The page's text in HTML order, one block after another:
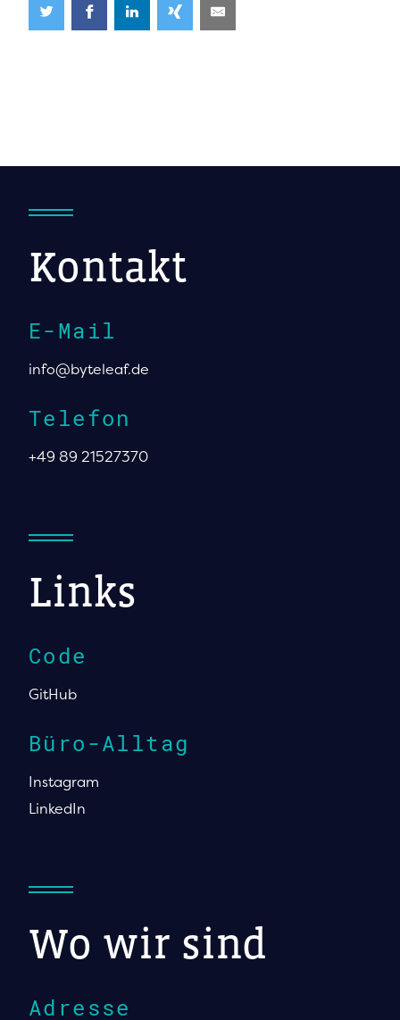
Kontakt
E-Mail
info@byteleaf.de
Telefon
+49 89 21527370
Links
Code
GitHub
Büro-Alltag
Instagram
LinkedIn
Wo wir sind
Adresse